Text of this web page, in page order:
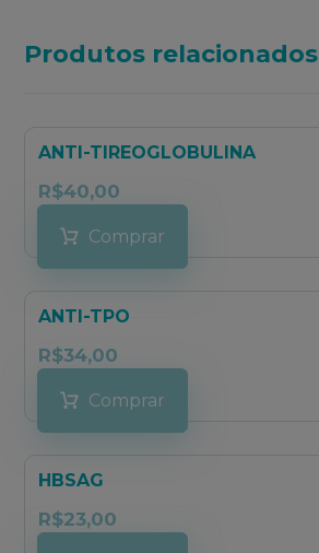
Produtos relacionados
ANTI-TIREOGLOBULINA
R$40,00
Comprar
ANTI-TPO
R$34,00
Comprar
HBSAG
R$23,00